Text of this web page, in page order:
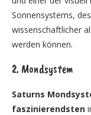
Sonnensystems,
wissenschaftlicher
werden können.
2. Mondsystem
Saturns
faszinierendsten